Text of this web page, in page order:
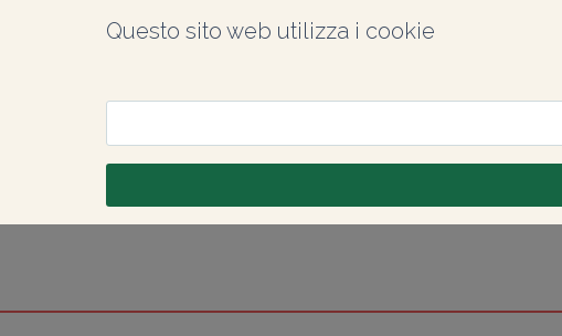
Questo sito web utilizza i cookie